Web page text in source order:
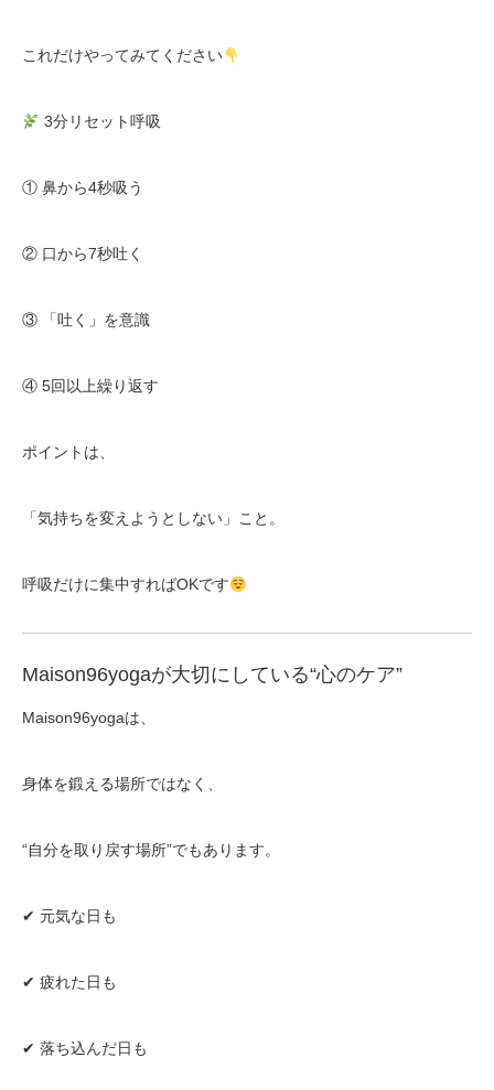
これだけやってみてください
3分リセット呼吸
① 鼻から4秒吸う
② 口から7秒吐く
③ 「吐く」を意識
④ 5回以上繰り返す
ポイントは、
「気持ちを変えようとしない」こと。
呼吸だけに集中すればOKです
Maison96yogaが大切にしている“心のケア”
Maison96yogaは、
身体を鍛える場所ではなく、
“自分を取り戻す場所”でもあります。
✔ 元気な日も
✔ 疲れた日も
✔ 落ち込んだ日も